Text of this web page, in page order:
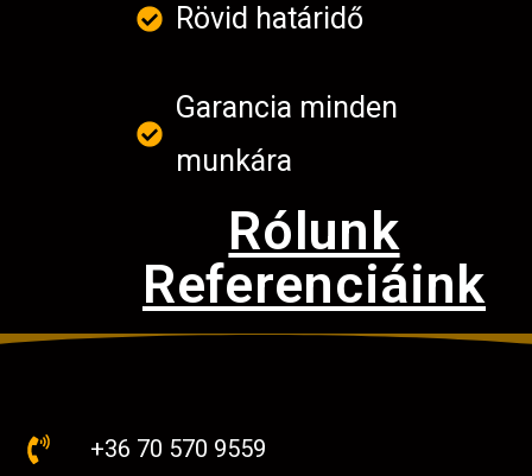
Rövid határidő
Garancia minden
munkára
Rólunk
Referenciáink
+36 70 570 9559